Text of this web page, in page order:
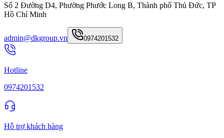
Số 2 Đường D4, Phường Phước Long B, Thành phố Thủ Đức, TP
Hồ Chí Minh
admin@dkgroup.vn 0974201532
Hotline
0974201532
Hỗ trợ khách hàng